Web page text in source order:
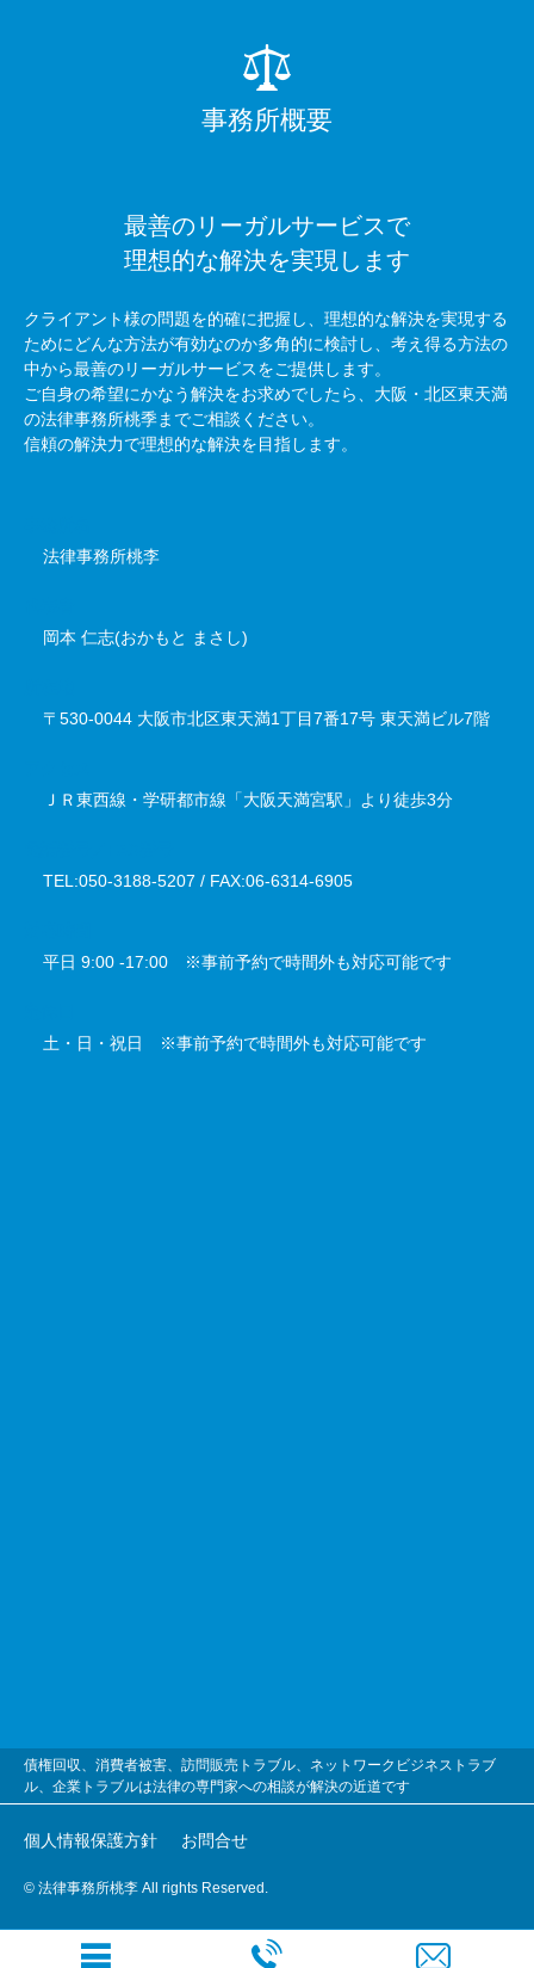
事務所概要
最善のリーガルサービスで
理想的な解決を実現します
クライアント様の問題を的確に把握し、理想的な解決を実現する
ためにどんな方法が有効なのか多角的に検討し、考え得る方法の
中から最善のリーガルサービスをご提供します。
ご自身の希望にかなう解決をお求めでしたら、大阪・北区東天満
の法律事務所桃季までご相談ください。
信頼の解決力で理想的な解決を目指します。
法律事務所桃李
岡本 仁志(おかもと まさし)
〒530-0044 大阪市北区東天満1丁目7番17号 東天満ビル7階
ＪＲ東西線・学研都市線「大阪天満宮駅」より徒歩3分
TEL:050-3188-5207 / FAX:06-6314-6905
平日 9:00 -17:00 ※事前予約で時間外も対応可能です
土・日・祝日 ※事前予約で時間外も対応可能です
債権回収、消費者被害、訪問販売トラブル、ネットワークビジネストラブ
ル、企業トラブルは法律の専門家への相談が解決の近道です
個人情報保護方針 お問合せ
© 法律事務所桃李 All rights Reserved.